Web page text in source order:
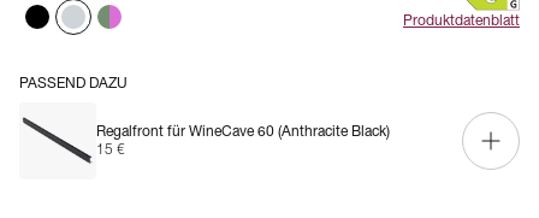
Produktdatenblatt
PASSEND DAZU
Regalfront für WineCave 60 (Anthracite Black)
15 €